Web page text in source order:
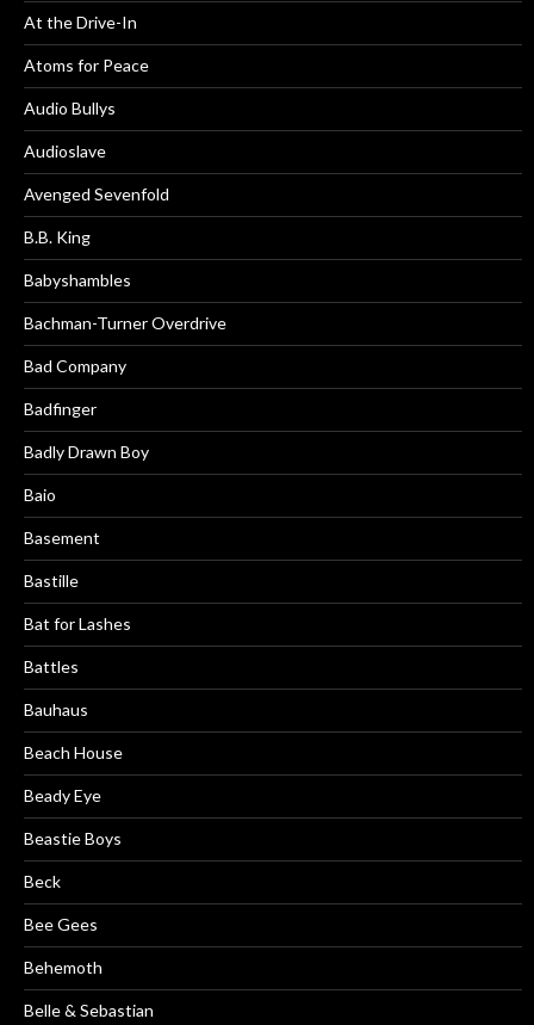
At the Drive-In
Atoms for Peace
Audio Bullys
Audioslave
Avenged Sevenfold
B.B. King
Babyshambles
Bachman-Turner Overdrive
Bad Company
Badfinger
Badly Drawn Boy
Baio
Basement
Bastille
Bat for Lashes
Battles
Bauhaus
Beach House
Beady Eye
Beastie Boys
Beck
Bee Gees
Behemoth
Belle & Sebastian